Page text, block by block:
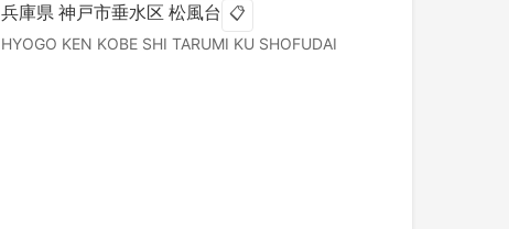
兵庫県 神戸市垂水区 松風台 📋
HYOGO KEN KOBE SHI TARUMI KU SHOFUDAI